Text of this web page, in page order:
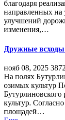
благодаря
направленных на
улучшений
изменения,…
Дружные
нояб 08, 2025
На полях
озимых культур
Бутурлиновского
культур.
площадей…